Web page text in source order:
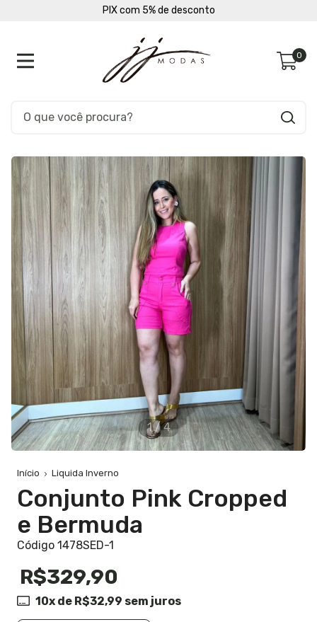
PIX com 5% de desconto
0
1/4
Início Liquida Inverno
Conjunto Pink Cropped
e Bermuda
Código 1478SED-1
R$329,90
10x de R$32,99 sem juros